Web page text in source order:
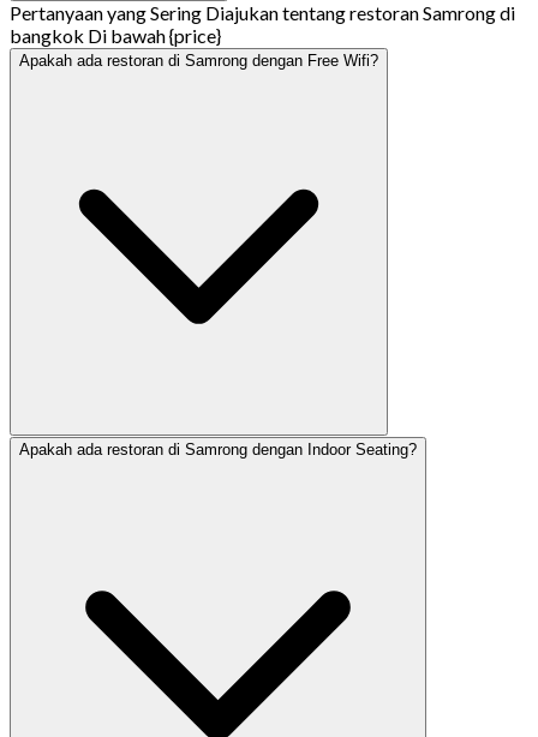
Pertanyaan yang Sering Diajukan tentang restoran Samrong di
bangkok Di bawah {price}
Apakah ada restoran di Samrong dengan Free Wifi?
Apakah ada restoran di Samrong dengan Indoor Seating?